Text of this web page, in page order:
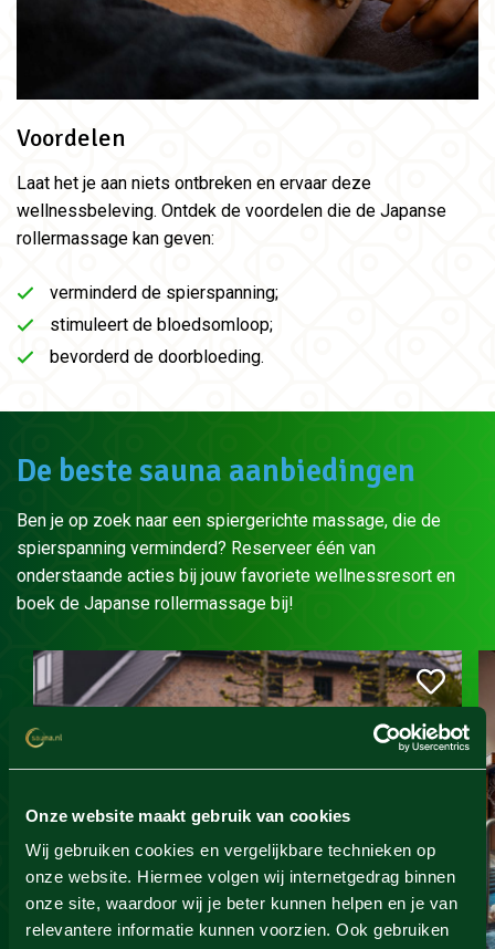
Onze website maakt gebruik van cookies
Wij gebruiken cookies en vergelijkbare technieken op
onze website. Hiermee volgen wij internetgedrag binnen
onze site, waardoor wij je beter kunnen helpen en je van
relevantere informatie kunnen voorzien. Ook gebruiken
Voordelen
Laat het je aan niets ontbreken en ervaar deze
wellnessbeleving. Ontdek de voordelen die de Japanse
rollermassage kan geven:
verminderd de spierspanning;
stimuleert de bloedsomloop;
bevorderd de doorbloeding.
De beste sauna aanbiedingen
Ben je op zoek naar een spiergerichte massage, die de
spierspanning verminderd? Reserveer één van
onderstaande acties bij jouw favoriete wellnessresort en
boek de Japanse rollermassage bij!